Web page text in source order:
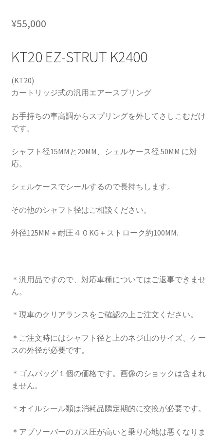
GROUNDDESIGNS
HOLIX FORGED USA by classicforged
INTRO WHEELS
KRZ-power billet brake
KRZX FORGED WHEELS
KRZX 2PC FORGED WHEEL SIZE/PRICE LIST
KRZX FORGED BRAKE SYSTEM
KRZX FORGED CALIPER SYSTEM 適合一覧 PASSENGER CAR
KRZX FORGED WHEEL ALL DESINGS
KRZX-sports
LOWRIDER TECHNOLOGY
PARTSカテゴリー一覧
¥55,000
KT20 EZ-STRUT K2400
(KT20)
カートリッジ式の汎用エアースプリング
お手持ちの車高調からスプリングを外してさしこむだけ
です。
シャフト径15MMと20MM、シェルケース径 50MM に対
応。
シェルケースでシールするので長持ちします。
その他のシャフト径はご相談ください。
外径125MM＋耐圧４０KG＋ストローク約100MM.
＊汎用品ですので、対応車種についてはご返事できませ
ん。
＊現車のクリアランスをご確認の上ご注文ください。
＊ご注文時にはシャフト径と上のネジ山のサイズ、ケー
スの外径が必要です。
＊ゴムバッグ１個の価格です。画像のショックは含まれ
ません。
＊オイルシール類は消耗品隣定期的に交換が必要です。
＊アブソーバーのガス圧が高いと乗り心地は悪くなりま